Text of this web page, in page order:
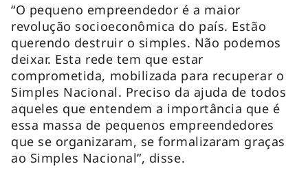
“O pequeno empreendedor é a maior
revolução socioeconômica do país. Estão
querendo destruir o simples. Não podemos
deixar. Esta rede tem que estar
comprometida, mobilizada para recuperar o
Simples Nacional. Preciso da ajuda de todos
aqueles que entendem a importância que é
essa massa de pequenos empreendedores
que se organizaram, se formalizaram graças
ao Simples Nacional”, disse.